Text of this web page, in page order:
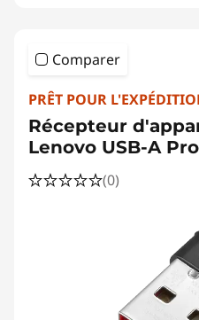
Comparer
PRÊT POUR
Récepteur
Lenovo USB-A Pro
(0)